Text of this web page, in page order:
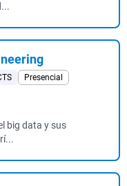
Presencial
big data y sus